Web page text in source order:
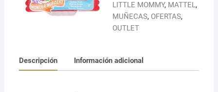
LITTLE MOMMY, MATTEL,
MUÑECAS, OFERTAS,
OUTLET
Descripción Información adicional